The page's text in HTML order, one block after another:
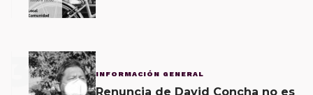
3 INFORMACIÓN GENERAL
Renuncia de David Concha no es